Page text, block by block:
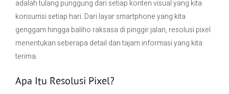
adalah tulang punggung dari setiap konten visual yang kita
konsumsi setiap hari. Dari layar smartphone yang kita
genggam hingga baliho raksasa di pinggir jalan, resolusi pixel
menentukan seberapa detail dan tajam informasi yang kita
terima.
Apa Itu Resolusi Pixel?